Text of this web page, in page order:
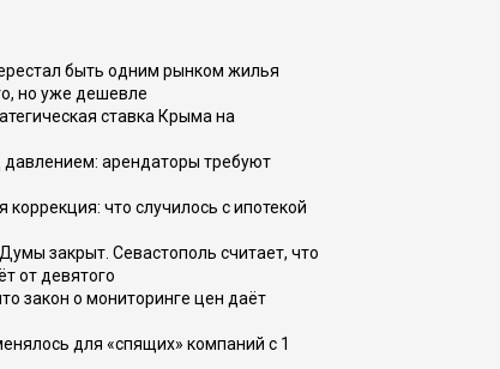
быть одним рынком жилья
но уже дешевле
ставка Крыма на
давлением: арендаторы требуют
что случилось с ипотекой
закрыт. Севастополь считает, что
от девятого
закон о мониторинге цен даёт
для «спящих» компаний с 1